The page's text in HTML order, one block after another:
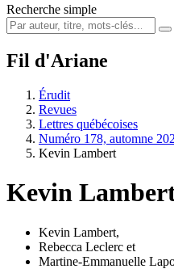
Recherche simple
Fil d'Ariane
Érudit
Revues
Lettres québécoises
Numéro 178, automne
Kevin Lambert
Kevin
Kevin Lambert,
Rebecca Leclerc et
Martine-Emmanuelle